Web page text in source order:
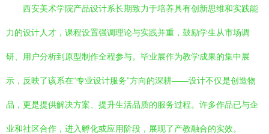
西安美术学院产品设计系长期致力于培养具有创新思维和实践能
力的设计人才，课程设置强调理论与实践并重，鼓励学生从市场调
研、用户分析到原型制作全程参与。毕业展作为教学成果的集中展
示，反映了该系在“专业设计服务”方向的深耕——设计不仅是创造物
品，更是提供解决方案、提升生活品质的服务过程。许多作品已与企
业和社区合作，进入孵化或应用阶段，展现了产教融合的实效。